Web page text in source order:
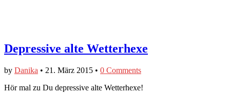
Depressive alte Wetterhexe
by Danika • 21. März 2015 • 0 Comments
Hör mal zu Du depressive alte Wetterhexe!